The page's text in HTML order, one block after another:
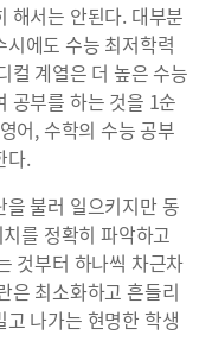
해서는 안된다. 대부분
에도 수능 최저학력
컬 계열은 더 높은 수능
공부를 하는 것을 1순
어, 수학의 수능 공부
다.
불러 일으키지만 동
를 정확히 파악하고
것부터 하나씩 차근차
은 최소화하고 흔들리
나가는 현명한 학생